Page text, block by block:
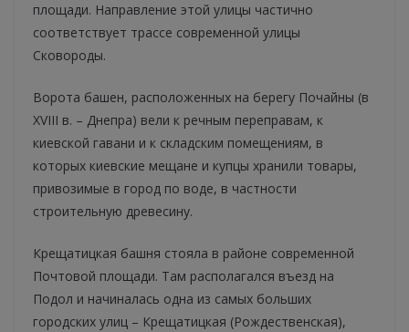
площади. Направление этой улицы частично
соответствует трассе современной улицы
Сковороды.
Ворота башен, расположенных на берегу Почайны (в
XVIII в. – Днепра) вели к речным переправам, к
киевской гавани и к складским помещениям, в
которых киевские мещане и купцы хранили товары,
привозимые в город по воде, в частности
строительную древесину.
Крещатицкая башня стояла в районе современной
Почтовой площади. Там располагался въезд на
Подол и начиналась одна из самых больших
городских улиц – Крещатицкая (Рождественская),